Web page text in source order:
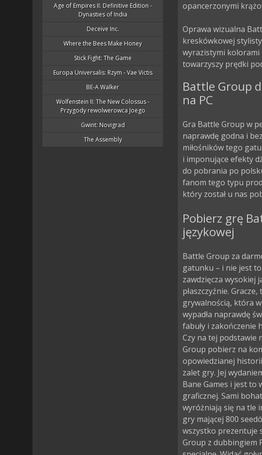
Age of Empires II: Definitive Edition -
Dynasties of India
Deceive Inc.
Where the Bees Make Honey
Stick Fight: The Game
Europa Universalis: Rzym - Vae Victis
BE-A Walker
Wolfenstein II: The New Colossus -
Przygody rewolwerowca Joego
Gwint: Novigrad
The Assembly
opancerzonymi
Oprawa wizualna
kreskówkowej
wyrazistymi kolorami
towarzyszy prędki
Battle Group
na PC
Gra Battle Group w
naprawdę godna i
miłośników tego
i imponujące efekty
do pobrania po
fanom tego typu
który został u nas
Pobierz grę
językowej
Battle Group za
gatunku – i nie jest
zawdzięcza wysokiej
płaszczyźnie.
grywalnością, która
wypadła naprawdę
fabuły i zakończenie
Czy na tej podstawie
Group pobierz na
opowiedzianej
zalet gry. Jej
Bane Games i jest to
graficznej. Sami
wyróżniają się na tle
gry mającej 800
wszystko prezentuje
Group z dubbingiem